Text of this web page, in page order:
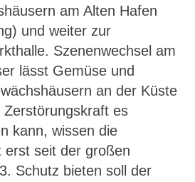
am Alten Hafen
und weiter zur
Szenenwechsel am
lässt Gemüse und
an der Küste
es
kann, wissen die
erst seit der großen
Schutz bieten soll der